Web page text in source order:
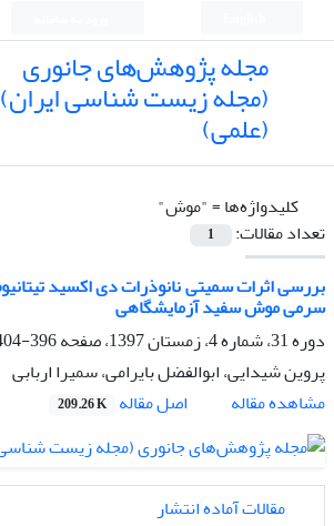
مجله پژوهش‌های جانوری
(مجله زیست شناسی ایران)
(علمی)
کلیدواژه‌ها ="موش"
تعداد مقالات:
1
سرمی موش سفید آزمایشگاهی
دوره 31، شماره 4، زمستان 1397، صفحه
396-404
پروین شیدایی، ابوالفضل بایرامی، سمیرا اربابی
مشاهده مقاله
اصل مقاله 209.26 K
مقالات آماده انتشار